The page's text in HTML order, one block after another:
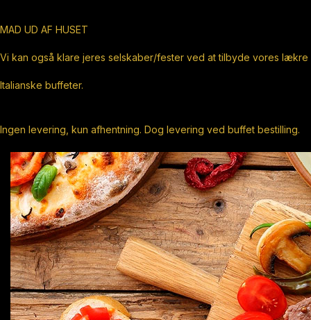
MAD UD AF HUSET
Vi kan også klare jeres selskaber/fester ved at tilbyde vores lækre
Italianske buffeter.
Ingen levering, kun afhentning. Dog levering ved buffet bestilling.